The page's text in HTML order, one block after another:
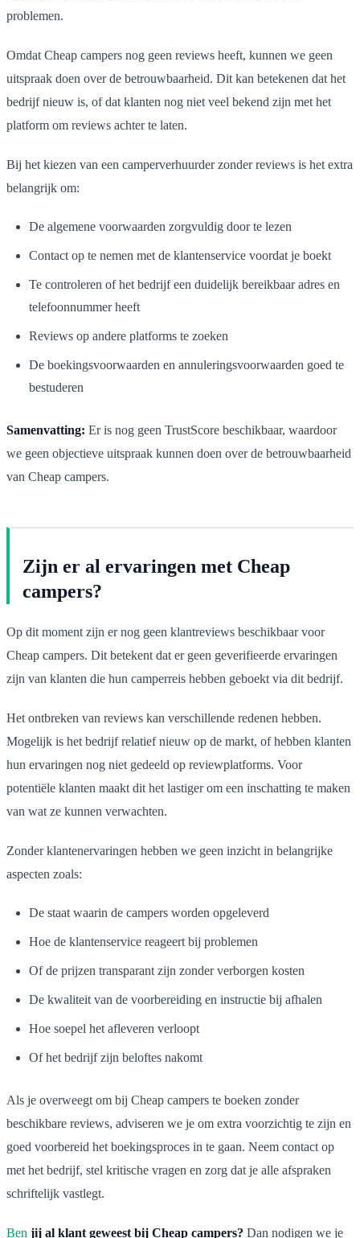
problemen.
Omdat Cheap campers nog geen reviews heeft, kunnen we geen
uitspraak doen over de betrouwbaarheid. Dit kan betekenen dat het
bedrijf nieuw is, of dat klanten nog niet veel bekend zijn met het
platform om reviews achter te laten.
Bij het kiezen van een camperverhuurder zonder reviews is het extra
belangrijk om:
De algemene voorwaarden zorgvuldig door te lezen
Contact op te nemen met de klantenservice voordat je boekt
Te controleren of het bedrijf een duidelijk bereikbaar adres en
telefoonnummer heeft
Reviews op andere platforms te zoeken
De boekingsvoorwaarden en annuleringsvoorwaarden goed te
bestuderen
Samenvatting: Er is nog geen TrustScore beschikbaar, waardoor
we geen objectieve uitspraak kunnen doen over de betrouwbaarheid
van Cheap campers.
Zijn er al ervaringen met Cheap
campers?
Op dit moment zijn er nog geen klantreviews beschikbaar voor
Cheap campers. Dit betekent dat er geen geverifieerde ervaringen
zijn van klanten die hun camperreis hebben geboekt via dit bedrijf.
Het ontbreken van reviews kan verschillende redenen hebben.
Mogelijk is het bedrijf relatief nieuw op de markt, of hebben klanten
hun ervaringen nog niet gedeeld op reviewplatforms. Voor
potentiële klanten maakt dit het lastiger om een inschatting te maken
van wat ze kunnen verwachten.
Zonder klantenervaringen hebben we geen inzicht in belangrijke
aspecten zoals:
De staat waarin de campers worden opgeleverd
Hoe de klantenservice reageert bij problemen
Of de prijzen transparant zijn zonder verborgen kosten
De kwaliteit van de voorbereiding en instructie bij afhalen
Hoe soepel het afleveren verloopt
Of het bedrijf zijn beloftes nakomt
Als je overweegt om bij Cheap campers te boeken zonder
beschikbare reviews, adviseren we je om extra voorzichtig te zijn en
goed voorbereid het boekingsproces in te gaan. Neem contact op
met het bedrijf, stel kritische vragen en zorg dat je alle afspraken
schriftelijk vastlegt.
Ben jij al klant geweest bij Cheap campers? Dan nodigen we je